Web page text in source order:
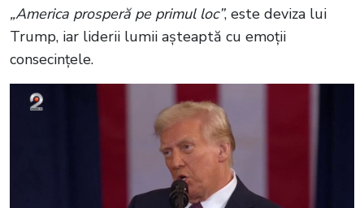
„America prosperă pe primul loc”, este deviza lui
Trump, iar liderii lumii așteaptă cu emoții
consecințele.